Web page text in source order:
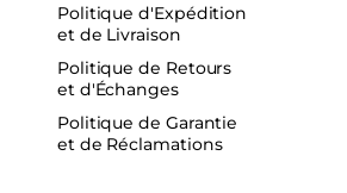
Politique d'Expédition
et de Livraison
Politique de Retours
et d'Échanges
Politique de Garantie
et de Réclamations